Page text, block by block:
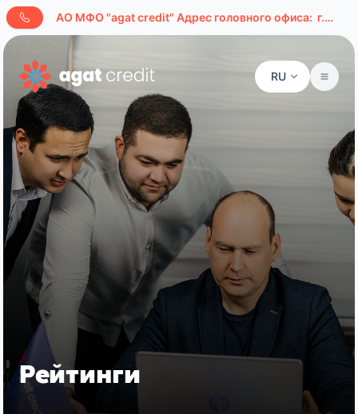
AО МФО "agat credit" Адрес головного офиса: г.Ташкент, ул. Буюк Ипак Йули, д. 127а
RU
Рейтинги